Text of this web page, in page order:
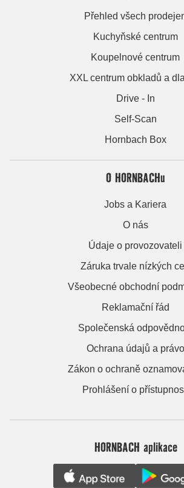
Přehled všech
Kuchyňské centrum
Koupelnové centrum
XXL centrum obkladů a
Drive - In
Self-Scan
Hornbach Box
O HORNBACHu
Jobs a Kariera
O nás
Údaje o provozovateli
Záruka trvale nízkých
Všeobecné obchodní
Reklamační řád
Společenská
Ochrana údajů a právo
Zákon o ochraně
Prohlášení o
HORNBACH aplikace